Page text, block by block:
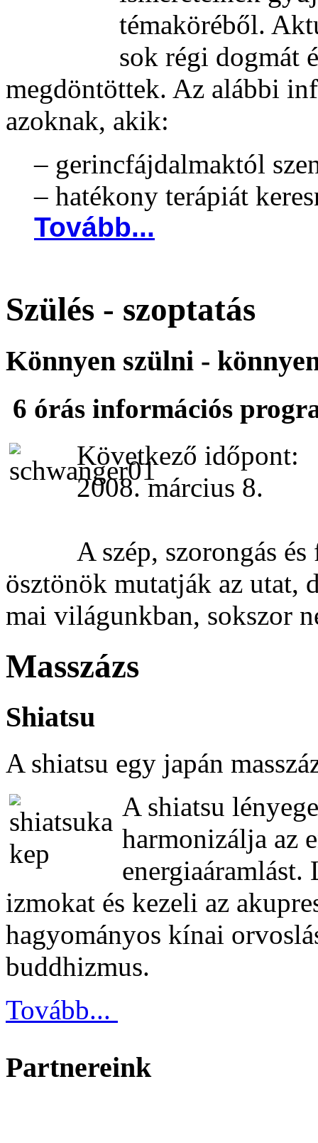
témaköréből.
sok régi dogmát
megdöntöttek. Az alábbi
azoknak, akik:
– gerincfájdalmaktól
– hatékony terápiát
Tovább...
Szülés - szoptatás
Könnyen szülni -
6 órás információs
Következő időpont:
2008. március 8.
A szép, szorongás
ösztönök mutatják az utat,
mai világunkban, sokszor
Masszázs
Shiatsu
A shiatsu egy japán
A shiatsu
harmonizálja az
izmokat és kezeli az
hagyományos kínai
buddhizmus.
Tovább...
Partnereink